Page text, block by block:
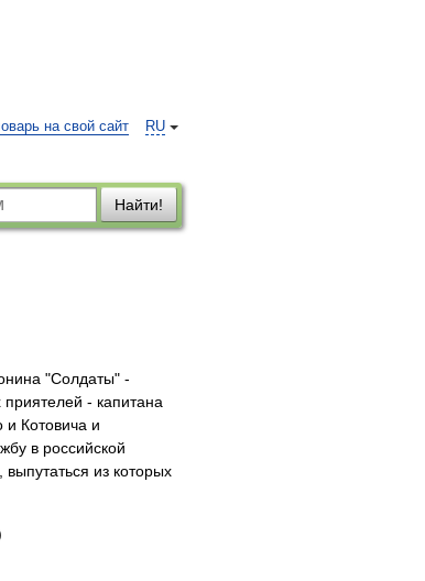
RU
на свой сайт
Найти!
"Солдаты" -
- капитана
и Котовича и
в российской
из которых